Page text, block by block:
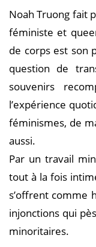
Noah Truong fait
féministe et
de corps est son
question de
souvenirs
l’expérience
féminismes, de
aussi.
Par un travail
tout à la fois
s’offrent comme
injonctions qui
minoritaires.